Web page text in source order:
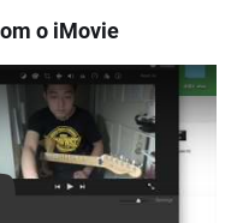
o iMovie
Keynote (Google I/O '18)